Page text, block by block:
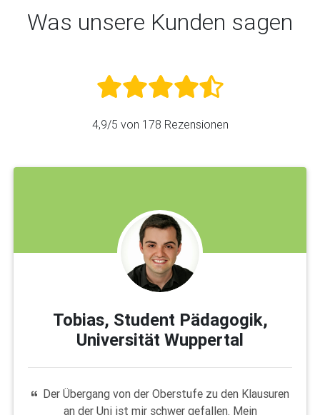
Was unsere Kunden sagen
4,9/5 von 178 Rezensionen
Tobias, Student Pädagogik,
Universität Wuppertal
Der Übergang von der Oberstufe zu den Klausuren
an der Uni ist mir schwer gefallen. Mein